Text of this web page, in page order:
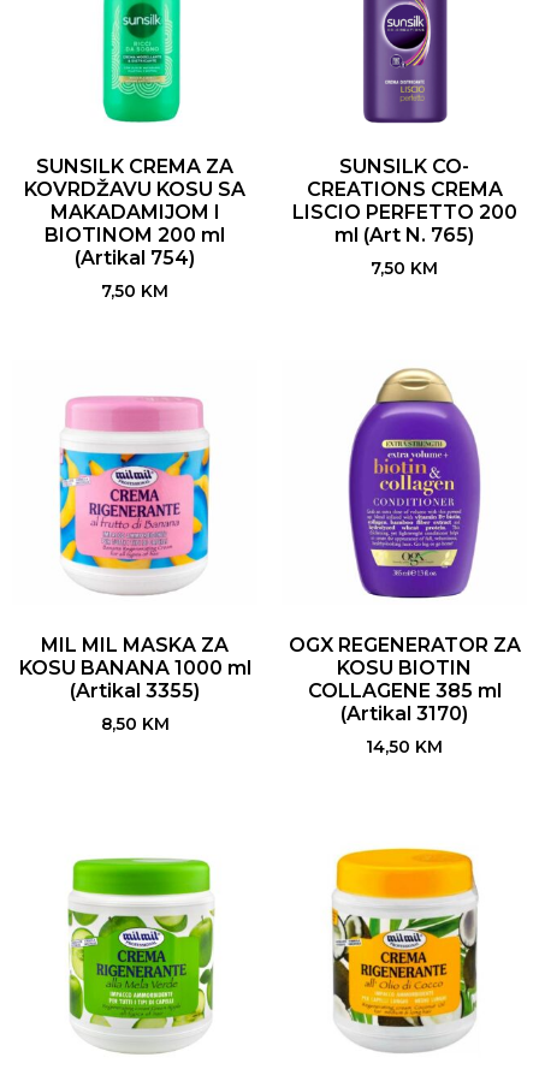
SUNSILK CREMA ZA
KOVRDŽAVU KOSU SA
MAKADAMIJOM I
BIOTINOM 200 ml
(Artikal 754)
7,50 KM
SUNSILK CO-
CREATIONS CREMA
LISCIO PERFETTO 200
ml (Art N. 765)
7,50 KM
MIL MIL MASKA ZA
KOSU BANANA 1000 ml
(Artikal 3355)
8,50 KM
OGX REGENERATOR ZA
KOSU BIOTIN
COLLAGENE 385 ml
(Artikal 3170)
14,50 KM